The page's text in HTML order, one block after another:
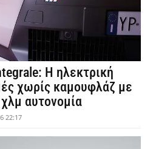
Η ηλεκτρική
χωρίς καμουφλάζ με
αυτονομία
22:17